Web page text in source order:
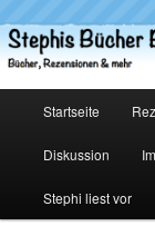
primären
Inhalt
Stephis
Startseite
Diskussion
Stephi liest vor